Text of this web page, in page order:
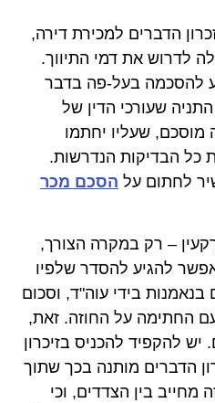
הדברים למכירת דירה,
לדרוש את דמי התיווך.
להסכמה בעל-פה בדבר
שעורכי הדין של
מוסכם, שעליו יחתמו
כל הבדיקות הנדרשות.
לחתום על הסכם מכר
– רק במקרה הצורך,
להגיע להסדר שלפיו
בנאמנות בידי עוה"ד, וסכום
החתימה על החוזה. זאת,
יש להקפיד להכניס בזיכרון
הדברים מותנה בכך שתוך
מחייב בין הצדדים, וכי